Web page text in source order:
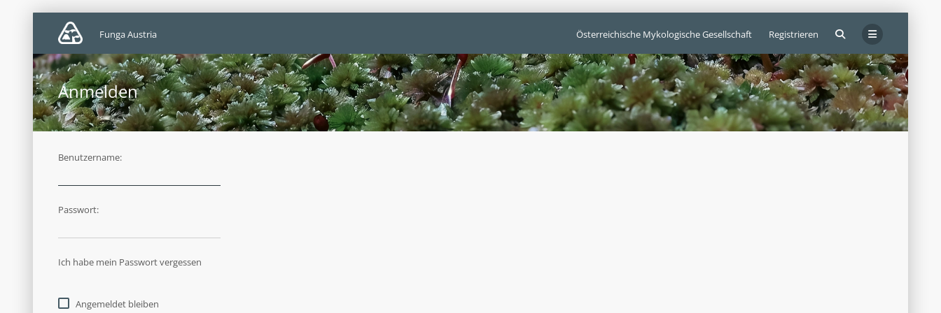
Österreichische Mykologische Gesellschaft Registrieren
Funga Austria
Anmelden
Benutzername:
Passwort:
Ich habe mein Passwort vergessen
Angemeldet bleiben